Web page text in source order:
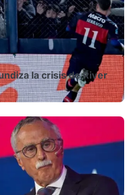
la crisis de River